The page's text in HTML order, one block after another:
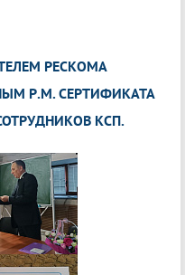
РЕСКОМА
Р.М. СЕРТИФИКАТА
КСП.